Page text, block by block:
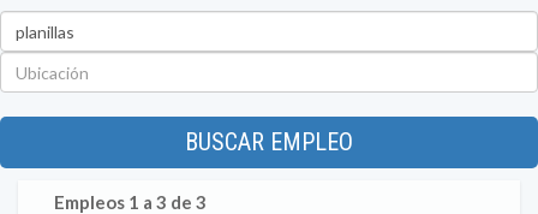
BUSCAR EMPLEO
Empleos 1 a 3 de 3